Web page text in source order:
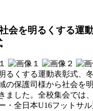
会を明るくする運
るくする運動表彰式、
の保護司様から社会を
ました。全校集会では
・全日本U16フットサ